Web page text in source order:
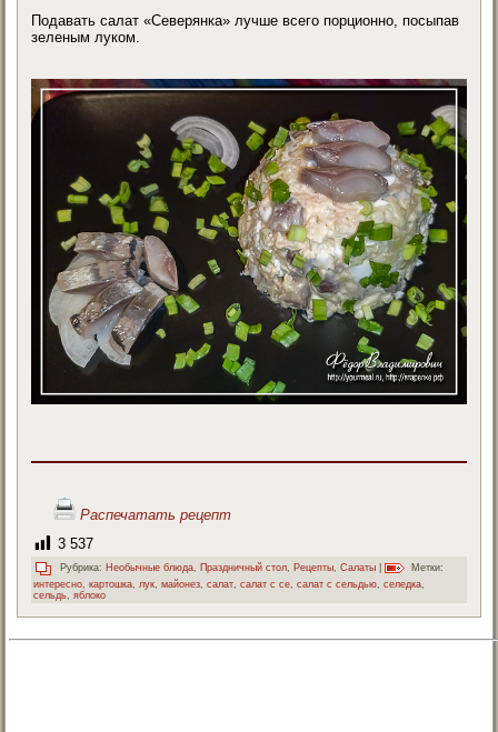
Подавать салат «Северянка» лучше всего порционно, посыпав
зеленым луком.
Распечатать рецепт
3 537
Рубрика: Необычные блюда, Праздничный стол, Рецепты,Салаты
Метки:
интересно ,картошка лук ,майонез ,салат ,салат с се ,салат с сельдью ,селедка
сельдь ,яблоко